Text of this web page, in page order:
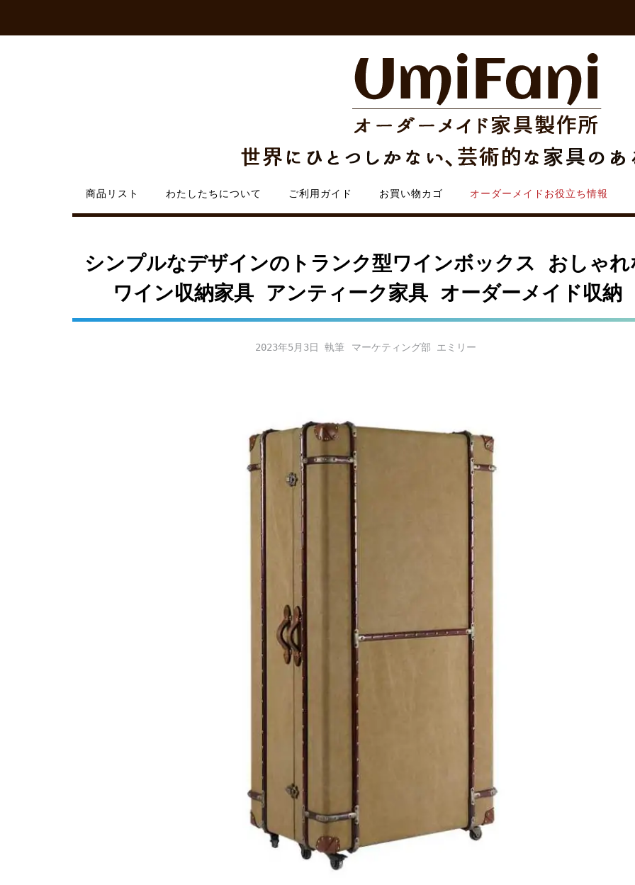
content
商品リスト わたしたちについて ご利用ガイド お買い物カゴ オーダーメイドお役立ち情報
シンプルなデザインのトランク型ワインボックス おしゃれ
ワイン収納家具 アンティーク家具 オーダーメイド収納
2023年5月3日 マーケティング部 エミリー